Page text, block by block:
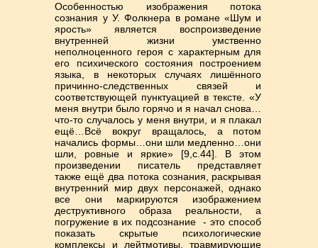
Особенностью изображения потока
сознания у У. Фолкнера в романе «Шум и
ярость» является воспроизведение
внутренней жизни умственно
неполноценного героя с характерным для
его психического состояния построением
языка, в некоторых случаях лишённого
причинно-следственных связей и
соответствующей пунктуацией в тексте. «У
меня внутри было горячо и я начал снова…
что-то случалось у меня внутри, и я плакал
ещё…Всё вокруг вращалось, а потом
начались формы…они шли медленно…они
шли, ровные и яркие» [9,с.44]. В этом
произведении писатель представляет
также ещё два потока сознания, раскрывая
внутренний мир двух персонажей, однако
все они маркируются изображением
деструктивного образа реальности, а
погружение в их подсознание - это способ
показать скрытые психологические
комплексы и лейтмотивы, травмирующие